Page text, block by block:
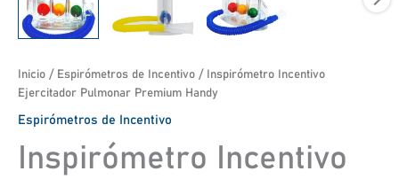
Inicio / Espirómetros de Incentivo / Inspirómetro Incentivo
Ejercitador Pulmonar Premium Handy
Espirómetros de Incentivo
Inspirómetro Incentivo